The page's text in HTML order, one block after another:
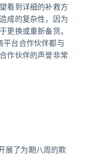
看到详细的补救方
成的复杂性，因为
更换或重新备货。
平台合作伙伴都与
作伙伴的声誉非常
展了为期八周的欺